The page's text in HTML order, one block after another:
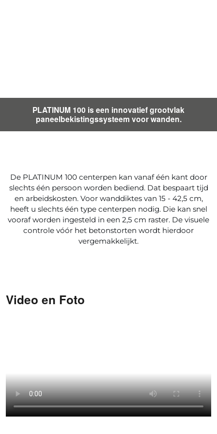
PLATINUM 100 is een innovatief grootvlak
paneelbekistingssysteem voor wanden.
De PLATINUM 100 centerpen kan vanaf één kant door
slechts één persoon worden bediend. Dat bespaart tijd
en arbeidskosten. Voor wanddiktes van 15 - 42,5 cm,
heeft u slechts één type centerpen nodig. Die kan snel
vooraf worden ingesteld in een 2,5 cm raster. De visuele
controle vóór het betonstorten wordt hierdoor
vergemakkelijkt.
Video en Foto